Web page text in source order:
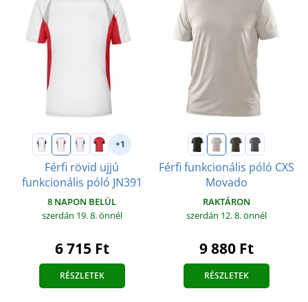
+1
Férfi rövid ujjú
funkcionális póló JN391
8 NAPON BELÜL
szerdán 19. 8.önnél
6 715 Ft
RÉSZLETEK
Férfi funkcionális póló CXS
Movado
RAKTÁRON
szerdán 12. 8.önnél
9 880 Ft
RÉSZLETEK